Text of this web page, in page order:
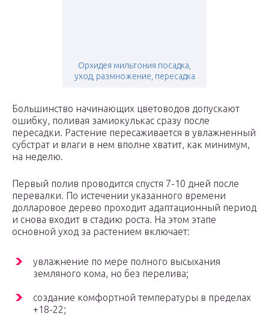
Орхидея мильтония посадка,
уход, размножение, пересадка
Большинство начинающих цветоводов допускают
ошибку, поливая замиокулькас сразу после
пересадки. Растение пересаживается в увлажненный
субстрат и влаги в нем вполне хватит, как минимум,
на неделю.
Первый полив проводится спустя 7-10 дней после
перевалки. По истечении указанного времени
долларовое дерево проходит адаптационный период
и снова входит в стадию роста. На этом этапе
основной уход за растением включает:
увлажнение по мере полного высыхания
земляного кома, но без перелива;
создание комфортной температуры в пределах
+18-22;